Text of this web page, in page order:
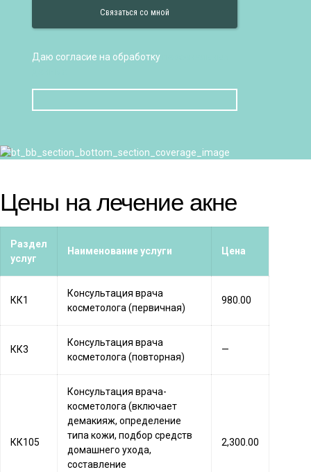
Даю согласие на обработку
Цены на лечение акне
Раздел
услуг
Наименование услуги Цена
КК1
Консультация врача
косметолога (первичная)
980.00
КК3
Консультация врача
косметолога (повторная)
—
КК105
Консультация врача-
косметолога (включает
демакияж, определение
типа кожи, подбор средств
домашнего ухода,
составление
2,300.00